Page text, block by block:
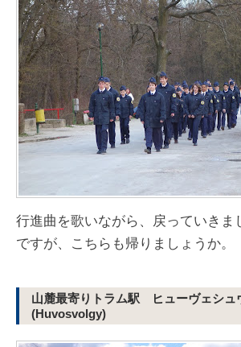
行進曲を歌いながら、戻っていきま
ですが、こちらも帰りましょうか。
山麓最寄りトラム駅 ヒューヴェシュ
(Huvosvolgy)